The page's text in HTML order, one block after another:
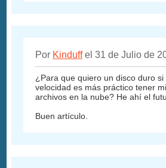
Por Kinduffel 31 de Julio de
¿Para que quiero un disco duro si
velocidad es más práctico tener
archivos en la nube? He ahí el
Buen artículo.